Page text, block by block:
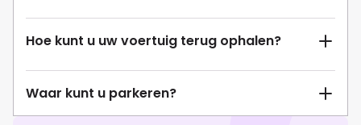
Hoe kunt u uw voertuig terug ophalen?
Waar kunt u parkeren?